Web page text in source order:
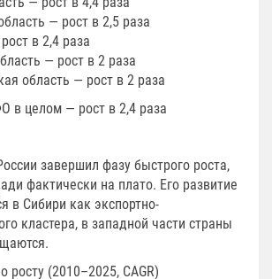
— рост в 2,5 раза
в 2,4 раза
— рост в 2 раза
область — рост в 2 раза
в целом — рост в 2,4 раза
завершил фазу быстрого роста,
фактически на плато. Его развитие
в Сибири как экспортно-
кластера, в западной части страны
росту (2010–2025, CAGR)